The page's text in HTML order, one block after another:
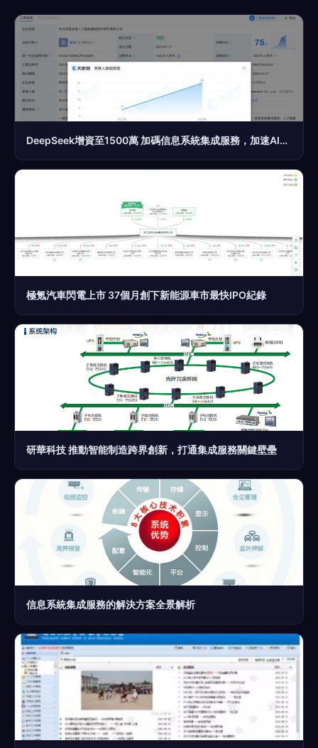
DeepSeek增資至1500萬 加碼信息系統集成服務，加速AI產業化布局
極氪汽車閃電上市 37個月創下新能源車市最快IPO紀錄
研華科技 推動智能制造跨界創新，打通集成服務關鍵壁壘
信息系統集成服務的解決方案全景解析